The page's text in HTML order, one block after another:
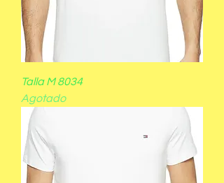
Talla M 8034
Agotado